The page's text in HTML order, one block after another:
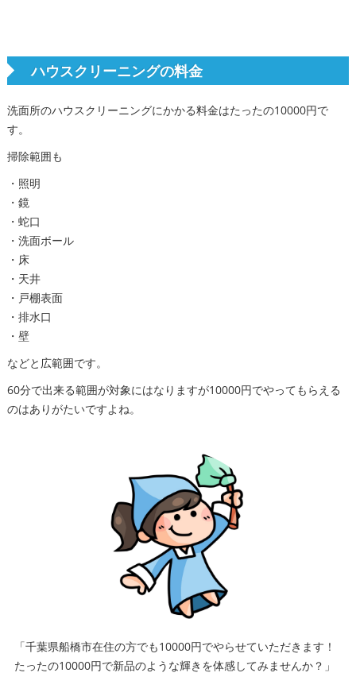
ハウスクリーニングの料金
洗面所のハウスクリーニングにかかる料金はたったの10000円で
す。
掃除範囲も
・照明
・鏡
・蛇口
・洗面ボール
・床
・天井
・戸棚表面
・排水口
・壁
などと広範囲です。
60分で出来る範囲が対象にはなりますが10000円でやってもらえる
のはありがたいですよね。
「千葉県船橋市在住の方でも10000円でやらせていただきます！
たったの10000円で新品のような輝きを体感してみませんか？」